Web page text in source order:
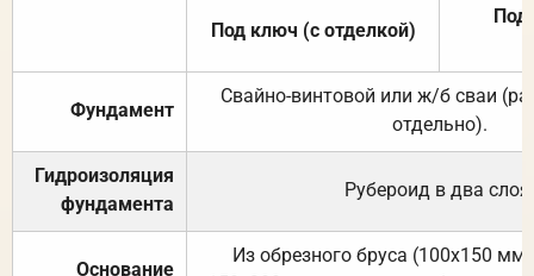
Под ключ (с отделкой)
Под
Фундамент
Свайно-винтовой или ж/б сваи
отдельно).
Гидроизоляция
фундамента
Рубероид в два слоя.
Основание
Из обрезного бруса (100х150